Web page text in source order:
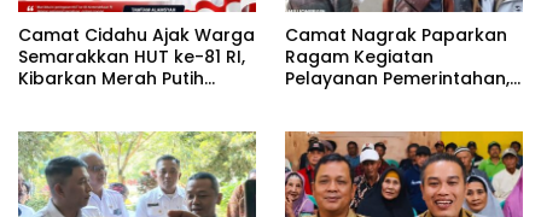
Camat Cidahu Ajak Warga
Semarakkan HUT ke-81 RI,
Kibarkan Merah Putih
Camat Nagrak Paparkan
Ragam Kegiatan
Pelayanan Pemerintahan,